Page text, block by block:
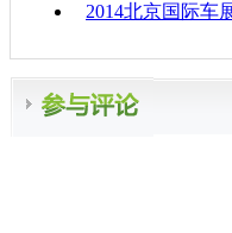
2014北京国际车